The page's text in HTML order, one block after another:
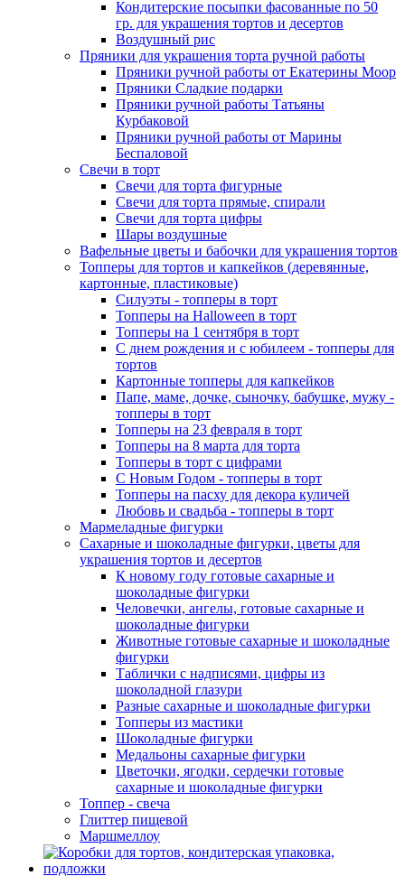
Кондитерские посыпки фасованные по 50
гр. для украшения тортов и десертов
Воздушный рис
Пряники для украшения торта ручной работы
Пряники ручной работы от Екатерины Моор
Пряники Сладкие подарки
Пряники ручной работы Татьяны
Курбаковой
Пряники ручной работы от Марины
Беспаловой
Свечи в торт
Свечи для торта фигурные
Свечи для торта прямые, спирали
Свечи для торта цифры
Шары воздушные
Вафельные цветы и бабочки для украшения тортов
Топперы для тортов и капкейков (деревянные,
картонные, пластиковые)
Силуэты - топперы в торт
Топперы на Halloween в торт
Топперы на 1 сентября в торт
С днем рождения и с юбилеем - топперы для
тортов
Картонные топперы для капкейков
Папе, маме, дочке, сыночку, бабушке, мужу -
топперы в торт
Топперы на 23 февраля в торт
Топперы на 8 марта для торта
Топперы в торт с цифрами
С Новым Годом - топперы в торт
Топперы на пасху для декора куличей
Любовь и свадьба - топперы в торт
Мармеладные фигурки
Сахарные и шоколадные фигурки, цветы для
украшения тортов и десертов
К новому году готовые сахарные и
шоколадные фигурки
Человечки, ангелы, готовые сахарные и
шоколадные фигурки
Животные готовые сахарные и шоколадные
фигурки
Таблички с надписями, цифры из
шоколадной глазури
Разные сахарные и шоколадные фигурки
Топперы из мастики
Шоколадные фигурки
Медальоны сахарные фигурки
Цветочки, ягодки, сердечки готовые
сахарные и шоколадные фигурки
Топпер - свеча
Глиттер пищевой
Маршмеллоу